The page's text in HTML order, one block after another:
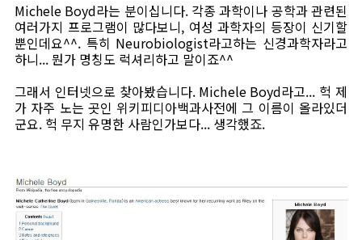
Michele Boyd라는 분이십니다. 각종 과학이나 공학과 관련된
여러가지 프로그램이 많다보니, 여성 과학자의 등장이 신기할
뿐인데요^^. 특히 Neurobiologist라고하는 신경과학자라고
하니... 뭔가 명칭도 럭셔리하고 말이죠^^
그래서 인터넷으로 찾아봤습니다. Michele Boyd라고... 헉 제
가 자주 노는 곳인 위키피디아백과사전에 그 이름이 올라있더
군요. 헉 무지 유명한 사람인가보다... 생각했죠.